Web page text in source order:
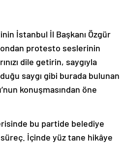
İstanbul İl Başkanı Özgür
protesto seslerinin
dile getirin, saygıyla
saygı gibi burada bulunan
konuşmasından öne
bu partide belediye
süreç. İçinde yüz tane hikâye